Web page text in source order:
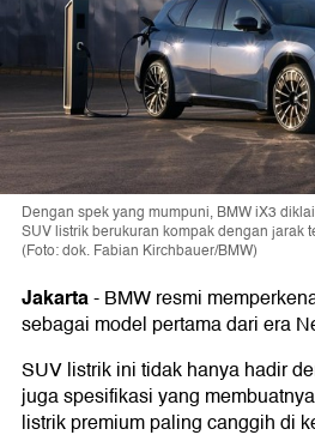
Dengan spek yang mumpuni, BMW iX3
SUV listrik berukuran kompak dengan jarak
(Foto: dok. Fabian Kirchbauer/BMW)
Jakarta-BMW resmi
sebagai model pertama dari era
SUV listrik ini tidak hanya hadir
juga spesifikasi yang
listrik premium paling canggih di